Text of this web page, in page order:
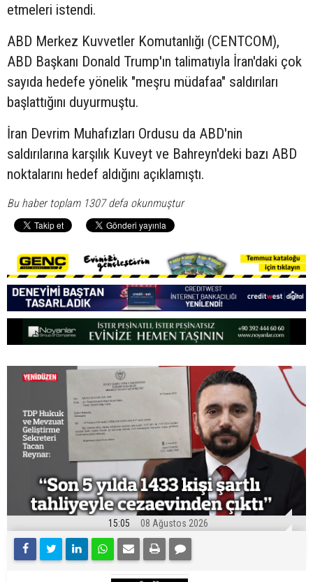
etmeleri istendi.
ABD Merkez Kuvvetler Komutanlığı (CENTCOM),
ABD Başkanı Donald Trump'ın talimatıyla İran'daki çok
sayıda hedefe yönelik "meşru müdafaa" saldırıları
başlattığını duyurmuştu.
İran Devrim Muhafızları Ordusu da ABD'nin
saldırılarına karşılık Kuveyt ve Bahreyn'deki bazı ABD
noktalarını hedef aldığını açıklamıştı.
Bu haber toplam 1307 defa okunmuştur
15:05 08 Ağustos 2026